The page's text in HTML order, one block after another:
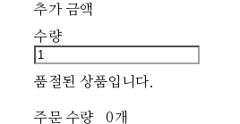
추가 금액
수량
품절된 상품입니다.
주문 수량
0개